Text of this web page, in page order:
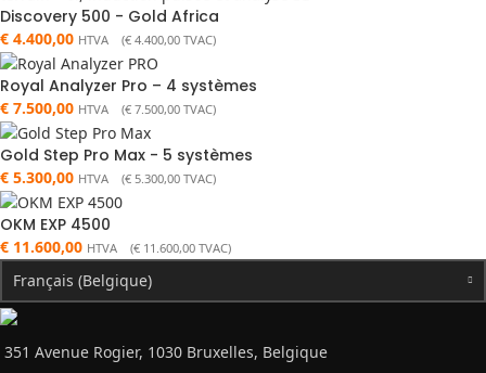
Discovery 500 - Gold Africa
€ 4.400,00 HTVA (€ 4.400,00 TVAC)
Royal Analyzer Pro – 4 systèmes
€ 7.500,00 HTVA (€ 7.500,00 TVAC)
Gold Step Pro Max - 5 systèmes
€ 5.300,00 HTVA (€ 5.300,00 TVAC)
OKM EXP 4500
€ 11.600,00 HTVA (€ 11.600,00 TVAC)
Français (Belgique)
351 Avenue Rogier, 1030 Bruxelles, Belgique